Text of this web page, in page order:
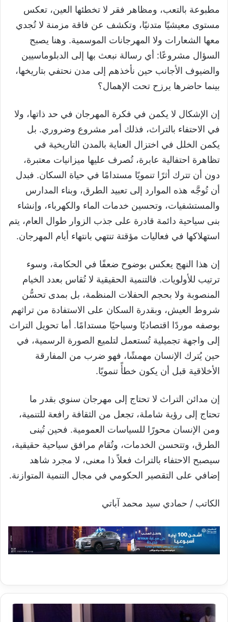
مطبوعة بالتعب، ومظاهر فقر لا تخطئها العين، تعكس
مستوى معيشيًا متدنيًا، وتكشف عن فاقة مزمنة لا تُجدي
معها الشعارات ولا المهرجانات الموسمية. وهنا يصبح
السؤال مشروعًا: أي رسالة نبعث بها إلى الدبلوماسيين
والضيوف الأجانب حين نأخذهم إلى مدن نحتفي بتاريخها،
بينما حاضرها يرزح تحت الإهمال؟
إن الإشكال لا يكمن في فكرة المهرجان في حد ذاتها، ولا
في الاحتفاء بالتراث، فذلك أمر مشروع وضروري. بل
يكمن الخلل في اختزال العناية بالمدن التاريخية في
تظاهرة احتفالية عابرة، تُصرف عليها ميزانيات معتبرة،
دون أن تترك أثرًا تنمويًا مستدامًا في حياة السكان. فبدل
أن تُوجَّه هذه الموارد إلى تعبيد الطرق، وبناء المدارس
والمستشفيات، وتحسين خدمات الماء والكهرباء، وإنشاء
بنى سياحية دائمة قادرة على جذب الزوار طوال العام، يتم
استهلاكها في فعاليات مؤقتة تنتهي بانتهاء أيام المهرجان.
إن هذا النهج يعكس بوضوح ضعفًا في الحكامة، وسوء
ترتيب للأولويات. فالتنمية الحقيقية لا تُقاس بعدد الخيام
المنصوبة ولا بحجم الحفلات المنظمة، بل بمدى تحسُّن
شروط العيش، وبقدرة السكان على الاستفادة من تراثهم
بوصفه موردًا اقتصاديًا وسياحيًا مستدامًا. أما تحويل التراث
إلى واجهة تجميلية تُستعمل لتلميع الصورة الرسمية، في
حين يُترك الإنسان مهمشًا، فهو ضرب من المفارقة
الأخلاقية قبل أن يكون خطأً تنمويًا.
إن مدائن التراث لا تحتاج إلى مهرجان سنوي بقدر ما
تحتاج إلى رؤية شاملة، تجعل من الثقافة رافعة للتنمية،
ومن الإنسان محورًا للسياسات العمومية. فحين تُبنى
الطرق، وتتحسن الخدمات، وتُقام مرافق سياحية حقيقية،
سيصبح الاحتفاء بالتراث فعلاً ذا معنى، لا مجرد شاهد
إضافي على التقصير الحكومي في مجال التنمية المتوازنة.
الكاتب / حمادي سيد محمد آباتي
فخامة
رئيس